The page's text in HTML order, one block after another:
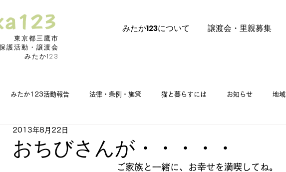
東京都三鷹市
護活動・譲渡会
みたか123
みたか123について 譲渡会・里親募集
みたか123活動報告 法律・条例・施策 猫と暮らすには お知らせ 地域
気に朗報 捜索願い
おちびさんが・・・・・
2013年8月22日
ご家族と一緒に、お幸せを満喫してね。